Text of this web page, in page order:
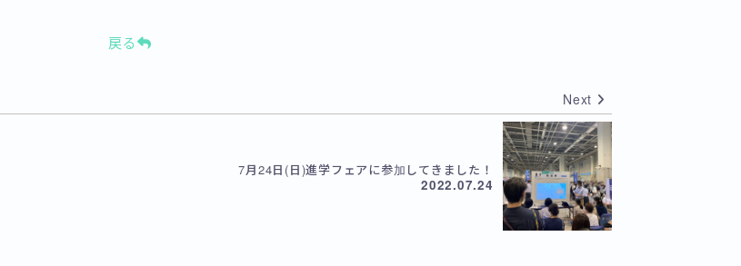
戻る
Next
7月24日(日)進学フェアに参加してきました！
2022.07.24